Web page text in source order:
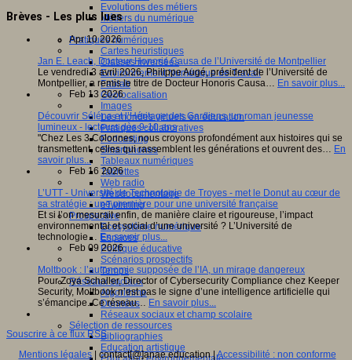
Evolutions des métiers
Métiers du numérique
Orientation
Pratiques numériques
Cartes heuristiques
Classes inversées
Environnement Numérique de Travail
Fablab
Géolocalisation
Images
Les mondes virtuels en éducation
Pratiques collaboratives
Podcasting
Smartphones
Tableaux numériques
Tablettes
Web radio
Webdocumentaire
eTwinning
Prospective
Ecosystème numérique
Espaces
Politique éducative
Scénarios prospectifs
Temps
Réseaux sociaux
Algorithme
Données
Réseaux sociaux et champ scolaire
Sélection de ressources
Bibliographies
Education artistique
Brèves - Les plus lues
Apr 10 2026
Jan E. Leach, Docteur Honoris Causa de l’Université de Montpellier
Le vendredi 3 avril 2026, Philippe Augé, président de l’Université de
Montpellier, a remis le titre de Docteur Honoris Causa… En savoir plus...
Feb 13 2026
Découvrir Séléna et l’Héritage des Gardiens, un roman jeunesse
lumineux - lecteurs dès 9-10 ans
"Chez Les 3 Colonnes, nous croyons profondément aux histoires qui se
transmettent, celles qui rassemblent les générations et ouvrent des… En
savoir plus...
Feb 16 2026
L’UTT - Université de Technologie de Troyes - met le Donut au cœur de
sa stratégie : une première pour une université française
Et si l’on mesurait enfin, de manière claire et rigoureuse, l’impact
environnemental et social d’une université ? L’Université de
technologie… En savoir plus...
Feb 09 2026
Moltbook : l’autonomie supposée de l’IA, un mirage dangereux
Pour Zoya Schaller, Director of Cybersecurity Compliance chez Keeper
Security, Moltbook n’est pas le signe d’une intelligence artificielle qui
s’émancipe. Ce réseau… En savoir plus...
Souscrire à ce flux RSS
Mentions légales| contact[@]anae.education |Accessibilité : non conforme